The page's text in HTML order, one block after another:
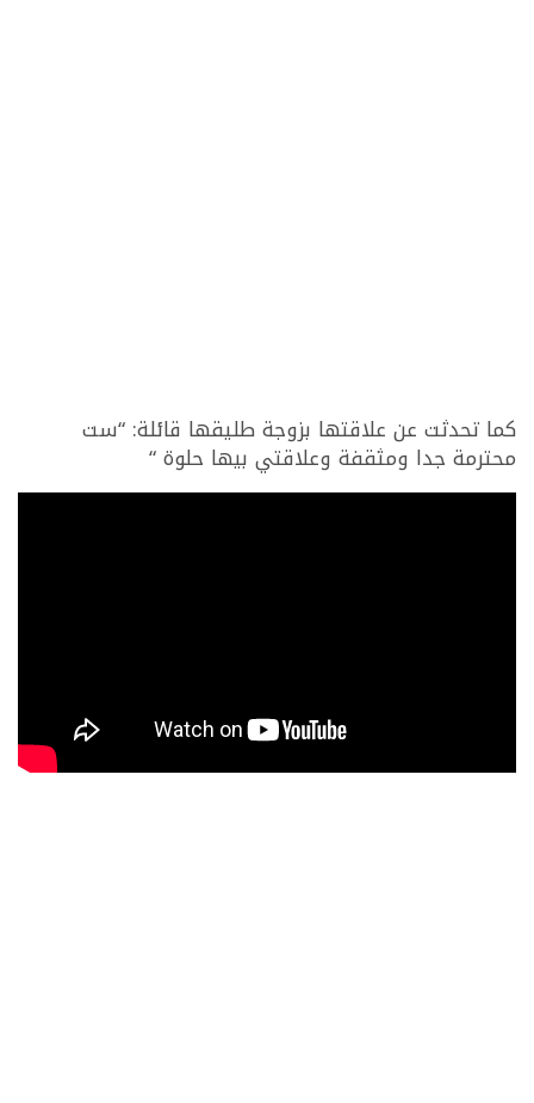
كما تحدثت عن علاقتها بزوجة طليقها قائلة: “ست
محترمة جدا ومثقفة وعلاقتي بيها حلوة “